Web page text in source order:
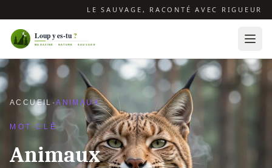
LE SAUVAGE, RACONTÉ AVEC RIGUEUR
ACCUEIL ·ANIMAUX
MOT-CLÉ
Animaux